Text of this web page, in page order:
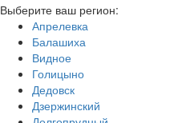
Выберите ваш регион:
Апрелевка
Балашиха
Видное
Голицыно
Дедовск
Дзержинский